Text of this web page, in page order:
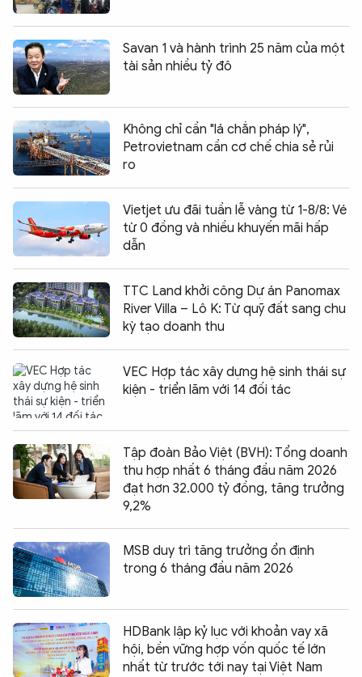
Savan 1 và hành trình 25 năm của một
tài sản nhiều tỷ đô
Không chỉ cần "lá chắn pháp lý",
Petrovietnam cần cơ chế chia sẻ rủi
ro
Vietjet ưu đãi tuần lễ vàng từ 1-8/8: Vé
từ 0 đồng và nhiều khuyến mãi hấp
dẫn
TTC Land khởi công Dự án Panomax
River Villa – Lô K: Từ quỹ đất sang chu
kỳ tạo doanh thu
VEC Hợp tác xây dựng hệ sinh thái sự
kiện - triển lãm với 14 đối tác
Tập đoàn Bảo Việt (BVH): Tổng doanh
thu hợp nhất 6 tháng đầu năm 2026
đạt hơn 32.000 tỷ đồng, tăng trưởng
9,2%
MSB duy trì tăng trưởng ổn định
trong 6 tháng đầu năm 2026
HDBank lập kỷ lục với khoản vay xã
hội, bền vững hợp vốn quốc tế lớn
nhất từ trước tới nay tại Việt Nam